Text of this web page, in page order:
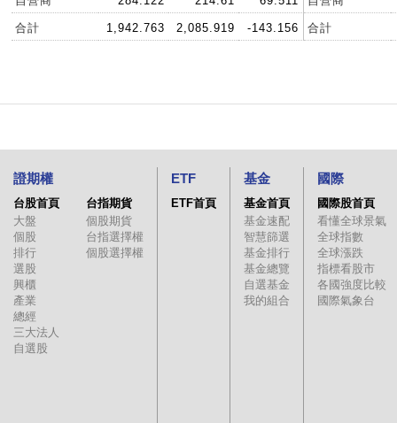
合計 1,942.763 2,085.919 -143.156 合計
證期權
台股首頁
大盤
個股
排行
選股
興櫃
產業
總經
三大法人
自選股
台指期貨
個股期貨
台指選擇權
個股選擇權
ETF
ETF首頁
基金
基金首頁
基金速配
智慧篩選
基金排行
基金總覽
自選基金
我的組合
國際
國際股首頁
看懂全球景氣
全球指數
全球漲跌
指標看股市
各國強度比較
國際氣象台